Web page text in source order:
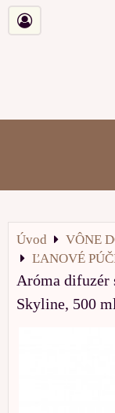
Úvod VÔNE
ĽANOVÉ
Aróma
Skyline, 500 ml